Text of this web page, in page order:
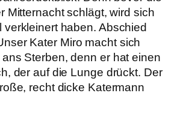
Mitternacht schlägt, wird sich
verkleinert haben. Abschied
Kater Miro macht sich
Sterben, denn er hat einen
der auf die Lunge drückt. Der
recht dicke Katermann